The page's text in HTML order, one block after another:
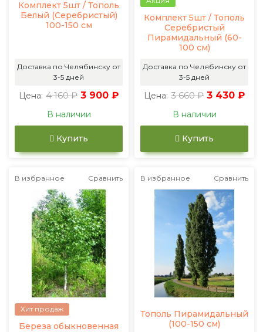
Комплект 5шт / Тополь
Белый (Серебристый)
100-150 см
Доставка по Челябинску от
3-5 дней
Цена: 4 160 ₽ 3 900 ₽
В наличии
Купить
Комплект 5шт / Тополь
Серебристый
Пирамидальный (60-
100 см)
Доставка по Челябинску от
3-5 дней
Цена: 3 660 ₽ 3 430 ₽
В наличии
Купить
В избранное Сравнить
Хит продаж
Береза обыкновенная
В избранное Сравнить
Тополь Пирамидальный
(100-150 см)